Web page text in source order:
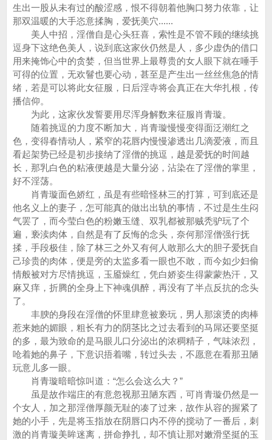
生出一股从未有过的酸涩感，恨不得朝着他胸口努力依靠，让
那双温暖的大手恣意揉胸，爱抚美穴......
美人中招，淫僧自是心头狂喜，索性是不管不顾的继续挑
逗身下这绝色美人，说到底这家伙仍然是人，多少虚伪的借口
用来掩饰心中的贪婪，但当世界上最尊贵的女人眼下就在唾手
可得的位置，无欢鬙也要心动，甚至是产生出一丝丝焦急的情
绪，若是可以将此女征服，日后淫寺将会真正在大华扎根，传
播信仰。
为此，这家伙发誓要用尽浑身解数来征服肖青璇。
随着挑逗的力度不断加大，肖青璇慢慢变得面泛潮红之
色，变得春情动人，紧窄的花唇内慢慢渗透出几滴爱液，而且
看起架势已经是初步接纳了淫僧的挑逗，越是爱抚的时间越
长，那乳白色的粘液便越是大量分泌，沾染在了淫僧的掌里，
好不淫荡。
肖青璇面色娇红，虽是有些暗怪林三的打算，可到底还是
他名义上的妻子，怎可能真的做出出轨的事情，不过是生生闷
气罢了，而今莹白色的粉嫩玉缝、双乳都被那贼秃驴玩了个
遍，亵渎肉体，自然是有了反悔的念头，奈何那淫僧强行抚
揉，手段极佳，除了林三之外又有何人敢那么大的胆子爱抚自
己珍贵的肉体，便是旁的太监多看一眼也不敢，而今如少妇偷
情般被对方尽情挑逗，玉靥燥红，凭白娇姿生得蒙蒙热汗，又
麻又痒，折腾的全身上下神魂俱醉，再没有了半点反抗的念头
了。
丰腴的身段在淫僧的怀里肆意被亵玩，男人那滚烫的肉棒
惹来她的媚眼，粗长有力的阴茎比之过去看到的马屌还要坚挺
的多，最为致命的是马眼儿口分泌出的浓稠精子，气味浓烈，
呛着她的鼻子，下意识捂着嘴，转过头去，不愿意在看那丑陋
玩意儿多一眼。
肖青璇暗暗惊叫道：“怎么会这么大？”
虽是故作端庄的有意忽视那丑陋东西，可肖青璇仍然是一
个女人，加之那淫僧厚颜无耻的凑了过来，故作从容的握紧了
她的小手，先是将玉指放在阴唇口内不停的搅动了一番后，刺
激的肖青璇美眸迷离，拼命挣扎，却不慎让那对嫩滑坚挺的玉